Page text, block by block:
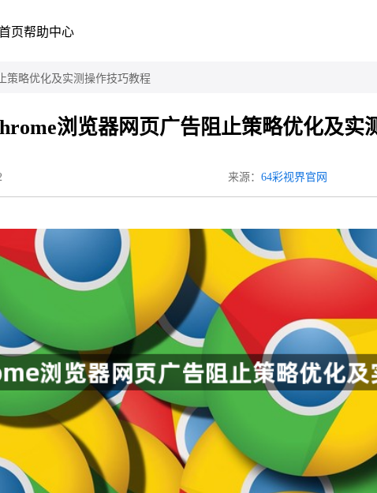
页帮助中心
策略优化及实测操作技巧教程
浏览器网页广告阻止策略优化及实
来源： 64彩视界官网